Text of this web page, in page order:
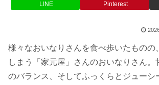
LINE Pinterest
様々なおいなりさんを食べ歩いたものの
しまう「家元屋」さんのおいなりさん。
のバランス、そしてふっくらとジューシ